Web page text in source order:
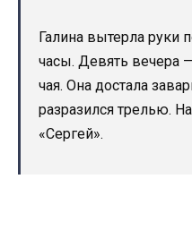
Галина вытерла руки
часы. Девять вечера
чая. Она достала
разразился трелью.
«Сергей».